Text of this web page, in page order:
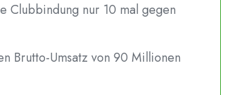
Clubbindung nur 10 mal gegen
Brutto-Umsatz von 90 Millionen